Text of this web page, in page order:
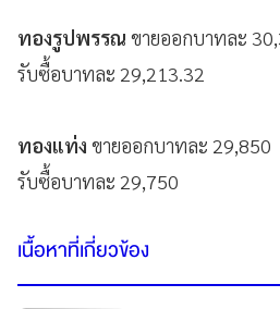
ทองรูปพรรณ ขายออกบาทละ
รับซื้อบาทละ 29,213.32
ทองแท่ง ขายออกบาทละ 29,850
รับซื้อบาทละ 29,750
เนื้อหาที่เกี่ยวข้อง